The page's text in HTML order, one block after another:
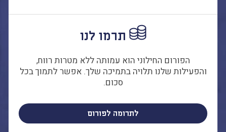
החילוני
תרמו לנו
הפורום החילוני הוא עמותה ללא מטרות רווח,
והפעילות שלנו תלויה בתמיכה שלך. אפשר לתמוך בכל
סכום.
לתרומה לפורום